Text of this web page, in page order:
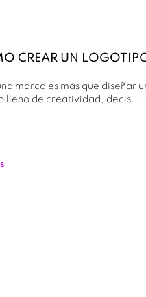
CREAR UN
marca es más que diseñar
lleno de creatividad, decis...